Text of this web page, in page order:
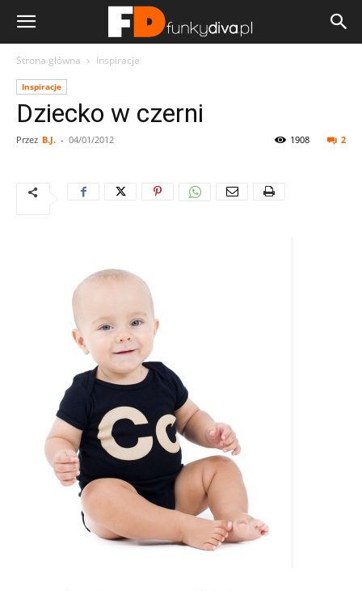
Strona główna Inspiracje
Inspiracje
Dziecko w czerni
Przez B.J. - 04/01/2012 2
1908